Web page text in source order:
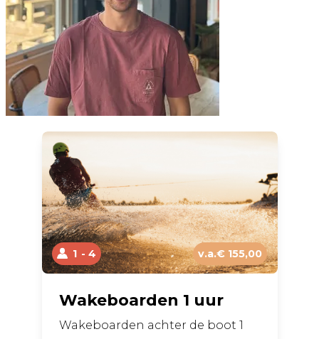
1 4 v.a.€ 155,00
Wakeboarden achter de boot 1
Wakeboarden 1 uur